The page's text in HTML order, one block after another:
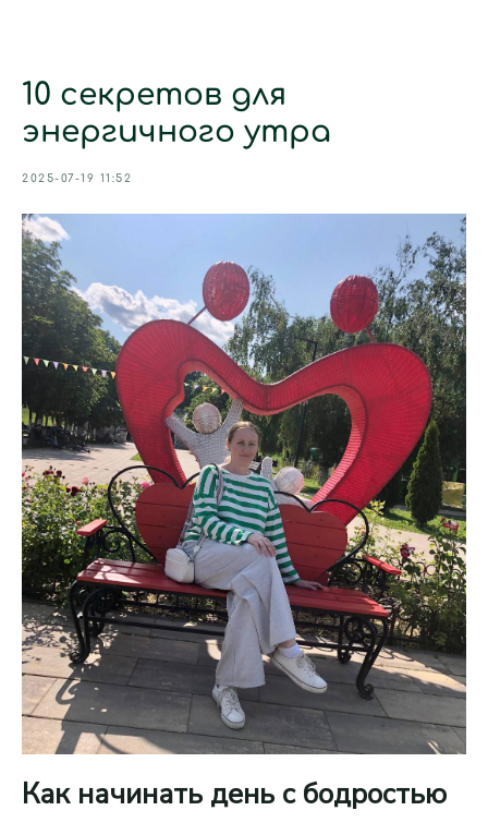
10 секретов для
энергичного утра
2025-07-19 11:52
Как начинать день с бодростью